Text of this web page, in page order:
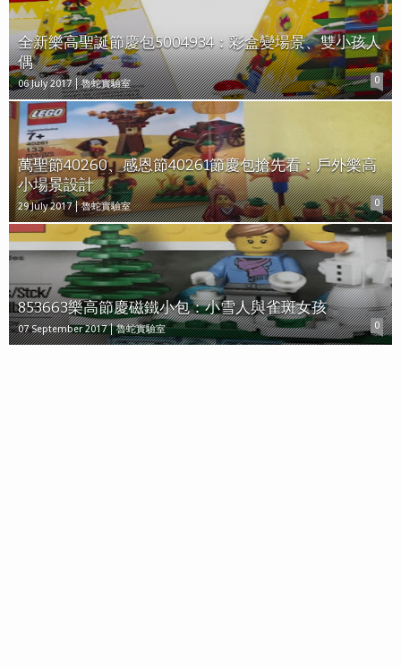
全新樂高聖誕節慶包5004934：彩盒變場景、雙小孩人
偶
06 July 2017 魯蛇實驗室 0
萬聖節40260、感恩節40261節慶包搶先看：戶外樂高
小場景設計
29 July 2017 魯蛇實驗室 0
853663樂高節慶磁鐵小包：小雪人與雀斑女孩
07 September 2017 魯蛇實驗室 0